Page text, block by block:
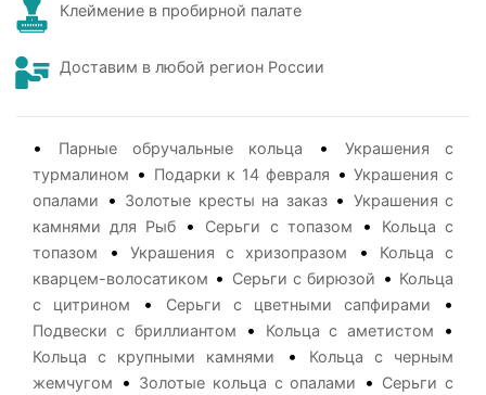
Клеймение в пробирной палате
Доставим в любой регион России
• Парные обручальные кольца • Украшения с
турмалином • Подарки к 14 февраля •Украшения с
опалами
• Золотые кресты на заказ• Украшения с
камнями для Рыб
• Серьги с топазом •
Кольца с
топазом
•Украшения с хризопразом •
Кольца с
кварцем-волосатиком • Серьги с бирюзой • Кольца
с цитрином
• Серьги с цветными сапфирами •
Подвески с бриллиантом • Кольца с аметистом •
Кольца с крупными камнями •
Кольца с черным
жемчугом
• Золотые кольца с опалами • Серьги с